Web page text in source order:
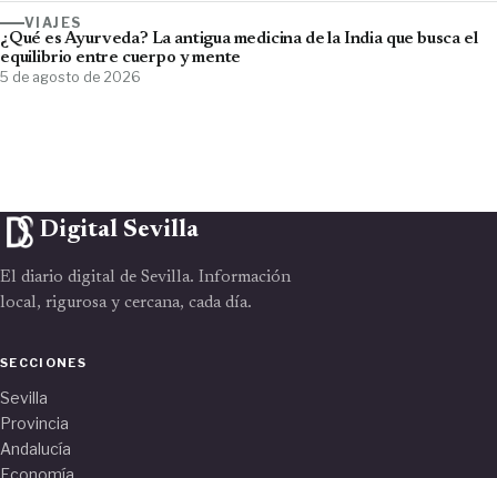
VIAJES
¿Qué es Ayurveda? La antigua medicina de la India que busca el
equilibrio entre cuerpo y mente
5 de agosto de 2026
Digital Sevilla
El diario digital de Sevilla. Información
local, rigurosa y cercana, cada día.
SECCIONES
Sevilla
Provincia
Andalucía
Economía